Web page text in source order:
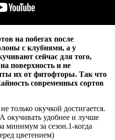
на побегах после
с клубнями, а у
сейчас для того,
поверхность и не
их от фитофторы. Так что
современных сортов
только окучкой достигается.
окучивать удобнее и лучше
минимум за сезон.1-когда
цветением)